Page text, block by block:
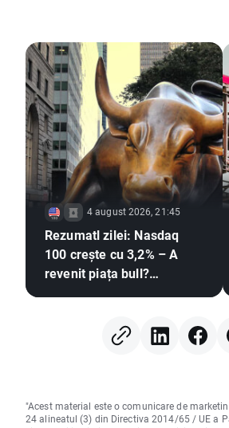
4 august 2026, 21:45
Rezumatl zilei: Nasdaq
100 crește cu 3,2% – A
revenit piața bull?
"Acest material este o comunicare de
24 alineatul (3) din Directiva 2014/65 / UE a